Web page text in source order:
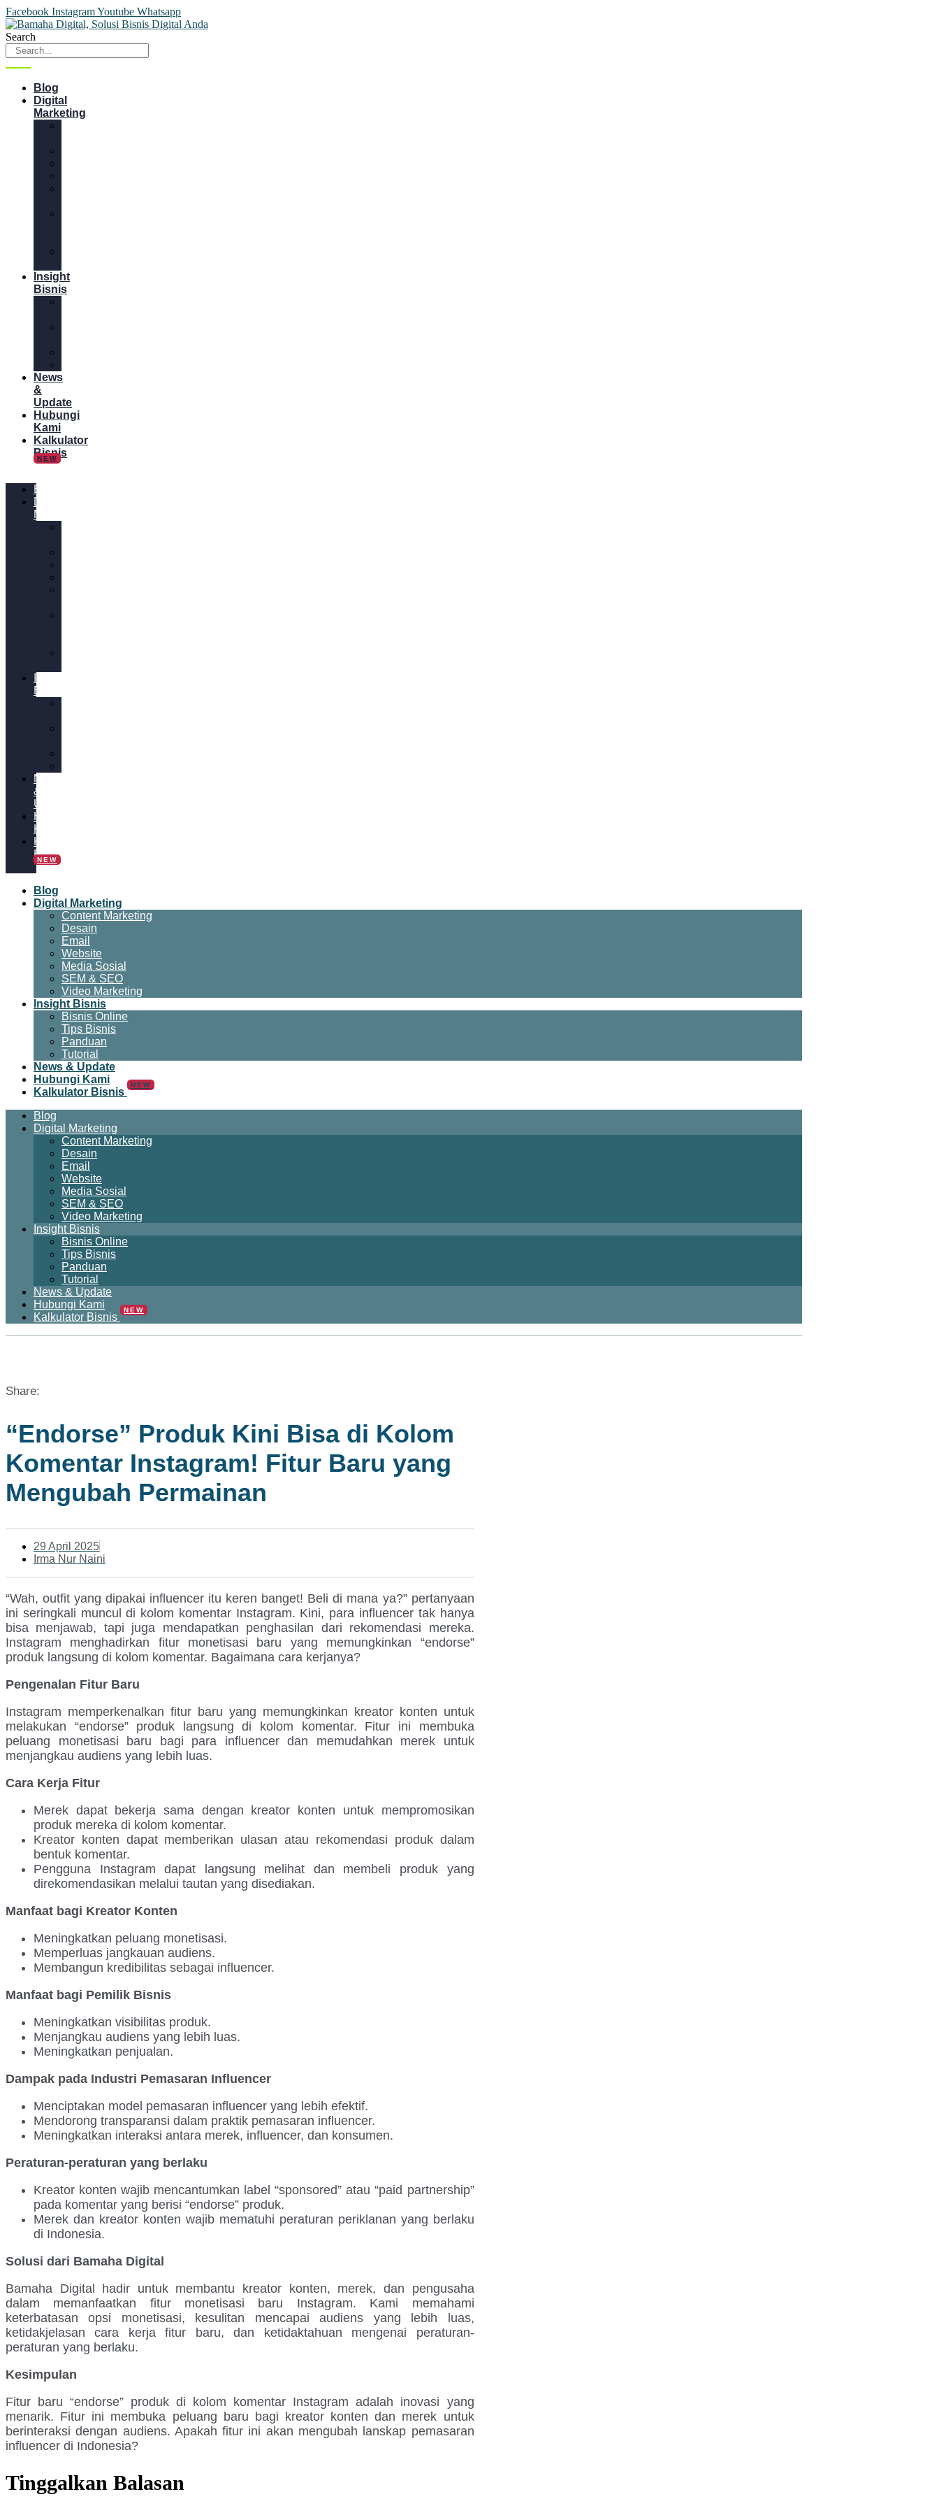
Facebook InstagramYoutube Whatsapp
Search
Blog
Digital
Marketing
Insight
Bisnis
News
&
Update
Hubungi
Kami
Kalkulator
Bisnis
NEW
Blog
Digital
Marketing
Bisnis
News
&
Update
Hubungi
Kami
Kalkulator
Bisnis
NEW
Blog
Digital Marketing
Content Marketing
Desain
Email
Website
Media Sosial
SEM & SEO
Video Marketing
Insight Bisnis
Bisnis Online
Tips Bisnis
Panduan
Tutorial
News & Update
Hubungi Kami
Kalkulator Bisnis
NEW
Blog
Digital Marketing
Content Marketing
Desain
Email
Website
Media Sosial
SEM & SEO
Video Marketing
Insight Bisnis
Bisnis Online
Tips Bisnis
Panduan
Tutorial
News & Update
Hubungi Kami
Kalkulator Bisnis
NEW
Share:
“Endorse” Produk Kini Bisa di Kolom
Komentar Instagram! Fitur Baru yang
Mengubah Permainan
29 April 2025
Irma Nur Naini
“Wah, outfit yang dipakai influencer itu keren banget! Beli di mana ya?” pertanyaan
ini seringkali muncul di kolom komentar Instagram. Kini, para influencer tak hanya
bisa menjawab, tapi juga mendapatkan penghasilan dari rekomendasi mereka.
Instagram menghadirkan fitur monetisasi baru yang memungkinkan “endorse”
produk langsung di kolom komentar. Bagaimana cara kerjanya?
Pengenalan Fitur Baru
Instagram memperkenalkan fitur baru yang memungkinkan kreator konten untuk
melakukan “endorse” produk langsung di kolom komentar. Fitur ini membuka
peluang monetisasi baru bagi para influencer dan memudahkan merek untuk
menjangkau audiens yang lebih luas.
Cara Kerja Fitur
Merek dapat bekerja sama dengan kreator konten untuk mempromosikan
produk mereka di kolom komentar.
Kreator konten dapat memberikan ulasan atau rekomendasi produk dalam
bentuk komentar.
Pengguna Instagram dapat langsung melihat dan membeli produk yang
direkomendasikan melalui tautan yang disediakan.
Manfaat bagi Kreator Konten
Meningkatkan peluang monetisasi.
Memperluas jangkauan audiens.
Membangun kredibilitas sebagai influencer.
Manfaat bagi Pemilik Bisnis
Meningkatkan visibilitas produk.
Menjangkau audiens yang lebih luas.
Meningkatkan penjualan.
Dampak pada Industri Pemasaran Influencer
Menciptakan model pemasaran influencer yang lebih efektif.
Mendorong transparansi dalam praktik pemasaran influencer.
Meningkatkan interaksi antara merek, influencer, dan konsumen.
Peraturan-peraturan yang berlaku
Kreator konten wajib mencantumkan label “sponsored” atau “paid partnership”
pada komentar yang berisi “endorse” produk.
Merek dan kreator konten wajib mematuhi peraturan periklanan yang berlaku
di Indonesia.
Solusi dari Bamaha Digital
Bamaha Digital hadir untuk membantu kreator konten, merek, dan pengusaha
dalam memanfaatkan fitur monetisasi baru Instagram. Kami memahami
keterbatasan opsi monetisasi, kesulitan mencapai audiens yang lebih luas,
ketidakjelasan cara kerja fitur baru, dan ketidaktahuan mengenai peraturan-
peraturan yang berlaku.
Kesimpulan
Fitur baru “endorse” produk di kolom komentar Instagram adalah inovasi yang
menarik. Fitur ini membuka peluang baru bagi kreator konten dan merek untuk
berinteraksi dengan audiens. Apakah fitur ini akan mengubah lanskap pemasaran
influencer di Indonesia?
Tinggalkan Balasan